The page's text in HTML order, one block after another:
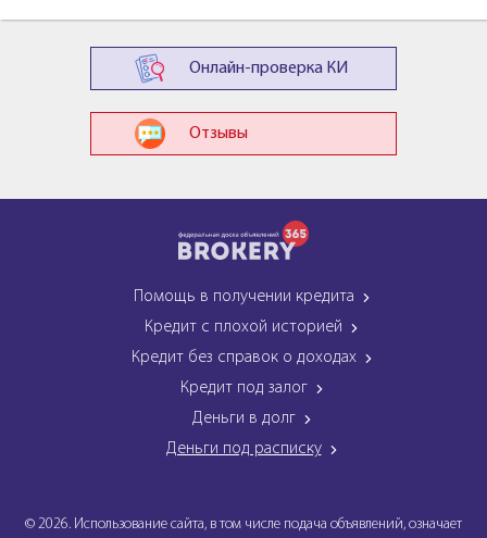
Онлайн-проверка КИ
Отзывы
Помощь в получении кредита
Кредит с плохой историей
Кредит без справок о доходах
Кредит под залог
Деньги в долг
Деньги под расписку
© 2026. Использование сайта, в том числе подача объявлений, означает